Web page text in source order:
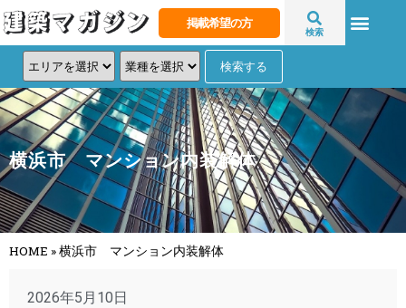
掲載希望の方
検索
横浜市 マンション内装解体
HOME »横浜市 マンション内装解体
2026年5月10日